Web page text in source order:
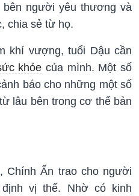
người yêu thương và
chia sẻ từ họ.
khí vượng, tuổi Dậu cần
khỏe của mình. Một số
báo cho những một số
lâu bên trong cơ thể bản
Chính Ấn trao cho người
vị thế. Nhờ có kinh